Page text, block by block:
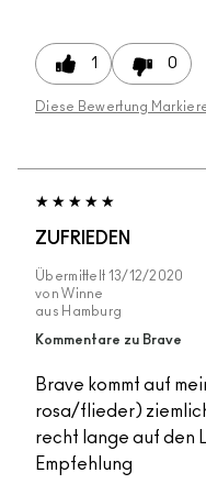
1 0
Diese Bewertung
ZUFRIEDEN
Übermittelt 13/12/2020
von Winne
aus Hamburg
Kommentare zu Brave
Brave kommt auf
rosa/flieder)
recht lange auf den
Empfehlung